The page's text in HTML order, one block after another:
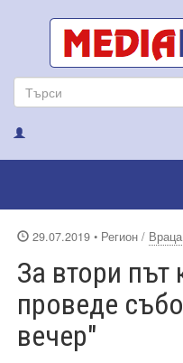
29.07.2019 • Регион / Враца
За втори
проведе
вечер"